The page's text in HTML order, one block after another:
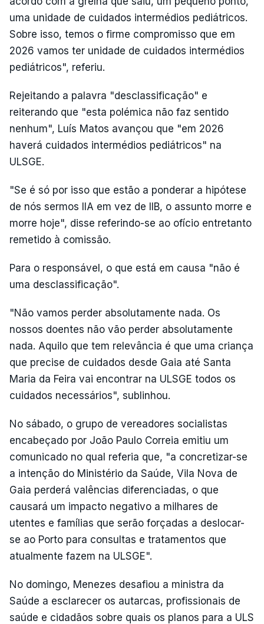
uma unidade de cuidados intermédios pediátricos.
Sobre isso, temos o firme compromisso que em
2026 vamos ter unidade de cuidados intermédios
pediátricos", referiu.
Rejeitando a palavra "desclassificação" e
reiterando que "esta polémica não faz sentido
nenhum", Luís Matos avançou que "em 2026
haverá cuidados intermédios pediátricos" na
ULSGE.
"Se é só por isso que estão a ponderar a hipótese
de nós sermos IIA em vez de IIB, o assunto morre e
morre hoje", disse referindo-se ao ofício entretanto
remetido à comissão.
Para o responsável, o que está em causa "não é
uma desclassificação".
"Não vamos perder absolutamente nada. Os
nossos doentes não vão perder absolutamente
nada. Aquilo que tem relevância é que uma criança
que precise de cuidados desde Gaia até Santa
Maria da Feira vai encontrar na ULSGE todos os
cuidados necessários", sublinhou.
No sábado, o grupo de vereadores socialistas
encabeçado por João Paulo Correia emitiu um
comunicado no qual referia que, "a concretizar-se
a intenção do Ministério da Saúde, Vila Nova de
Gaia perderá valências diferenciadas, o que
causará um impacto negativo a milhares de
utentes e famílias que serão forçadas a deslocar-
se ao Porto para consultas e tratamentos que
atualmente fazem na ULSGE".
No domingo, Menezes desafiou a ministra da
Saúde a esclarecer os autarcas, profissionais de
saúde e cidadãos sobre quais os planos para a ULS